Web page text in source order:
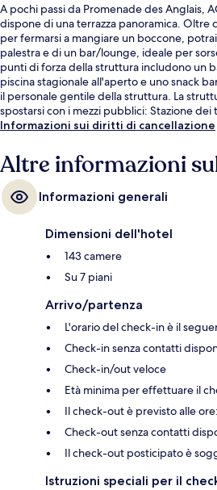
A pochi passi da Promenade des Anglais,
dispone di una terrazza panoramica.
per fermarsi a mangiare un boccone,
palestra e di un bar/lounge, ideale per
punti di forza della struttura includono un
piscina stagionale all'aperto e uno snack
il personale gentile della struttura. La
spostarsi con i mezzi pubblici: Stazione dei
min a piedi e Stazione dei tram di Alsace -
Informazioni sui diritti di cancellazione
Altre informazioni
Informazioni generali
Dimensioni dell'hotel
143 camere
Su 7 piani
Arrivo/partenza
L'orario del check-in è il
Check-in senza contatti
Check-in/out veloce
Età minima per effettuare il
Il check-out è previsto alle
Check-out senza contatti
Il check-out posticipato è
Istruzioni speciali per il